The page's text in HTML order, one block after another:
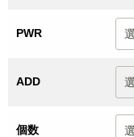
PWR
ADD
個数